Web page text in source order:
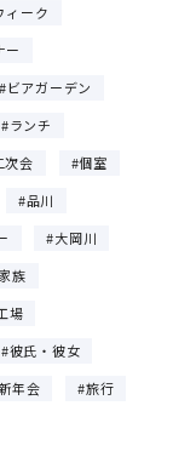
ィーク
ー
ビアガーデン
ランチ
次会
個室
品川
大岡川
族
場
彼氏・彼女
年会
旅行